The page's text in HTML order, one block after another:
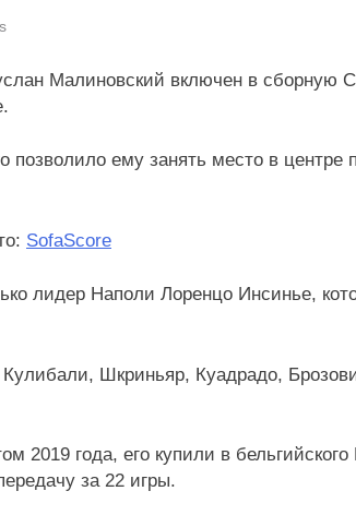
Малиновский включен в сборную
ему занять место в центре
SofaScore
лидер Наполи Лоренцо Инсинье,
Шкриньяр, Куадрадо,
2019 года, его купили в бельгийского
за 22 игры.